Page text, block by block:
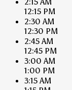
12:15 PM
2:30 AM
12:30 PM
2:45 AM
12:45 PM
3:00 AM
1:00 PM
3:15 AM